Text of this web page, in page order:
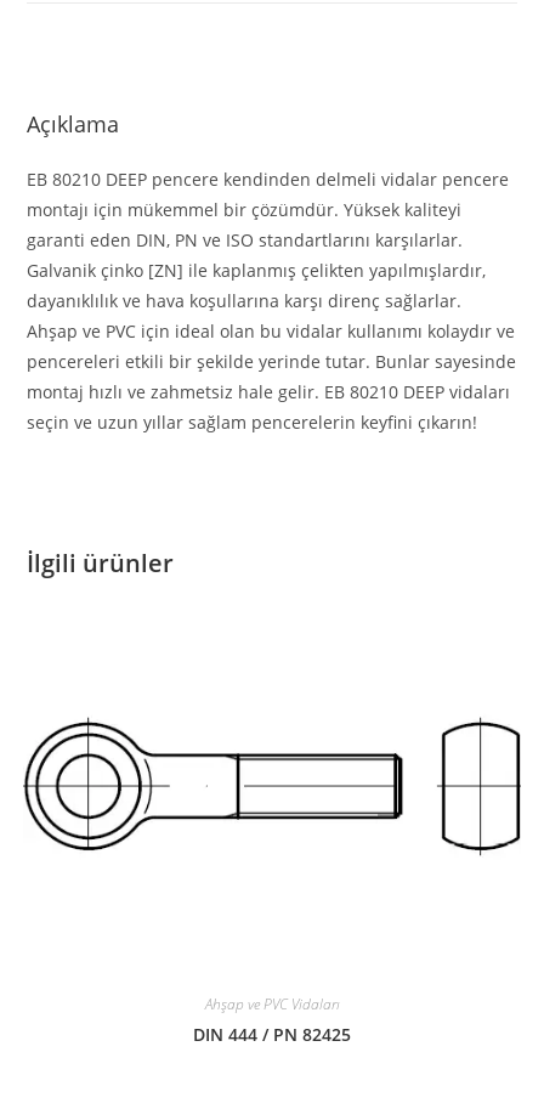
Açıklama
EB 80210 DEEP pencere kendinden delmeli vidalar pencere
montajı için mükemmel bir çözümdür. Yüksek kaliteyi
garanti eden DIN, PN ve ISO standartlarını karşılarlar.
Galvanik çinko [ZN] ile kaplanmış çelikten yapılmışlardır,
dayanıklılık ve hava koşullarına karşı direnç sağlarlar.
Ahşap ve PVC için ideal olan bu vidalar kullanımı kolaydır ve
pencereleri etkili bir şekilde yerinde tutar. Bunlar sayesinde
montaj hızlı ve zahmetsiz hale gelir. EB 80210 DEEP vidaları
seçin ve uzun yıllar sağlam pencerelerin keyfini çıkarın!
İlgili ürünler
Ahşap ve PVC Vidaları
DIN 444 / PN 82425